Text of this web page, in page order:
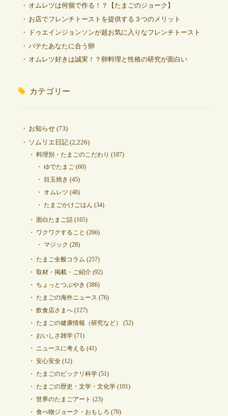
オムレツは何個で作る！？【たまごのジョーク】
お店でフレンチトーストを提供する３つのメリット
ドゥエインジョンソンが超お気に入りなフレンチトースト
バテたあなたに合う卵
オムレツ好きは誠実！？卵料理と性格の研究が面白い
カテゴリー
お知らせ(73)
ソムリエ日記(2,226)
料理別・たまごのこだわり (187)
ゆでたまご(60)
目玉焼き (45)
オムレツ (48)
たまごかけごはん (34)
面白たまご話(165)
ワクワクすること (266)
マジック (28)
たまご全般コラム (257)
取材・掲載・ご紹介(92)
ちょっとつぶやき (386)
たまごの海外ニュース (76)
飲食店さまへ(127)
たまごの健康情報（研究など）
(52)
おいしさ雑学(71)
ニュースに考える (41)
安心安全(12)
たまごのビックリ科学(51)
たまごの歴史・文学・文化学(101)
世界のたまごアート (23)
食べ物ジョーク・おもしろ (70)